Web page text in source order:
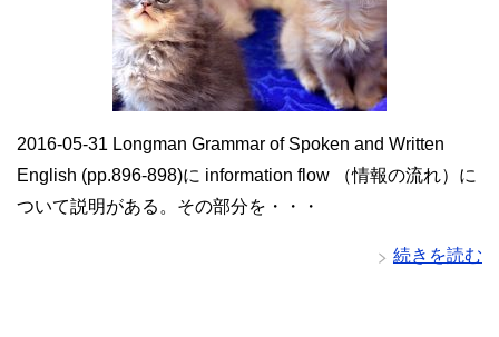
2016-05-31 Longman Grammar of Spoken and Written
English (pp.896-898)に information flow （情報の流れ）に
ついて説明がある。その部分を・・・
続きを読む